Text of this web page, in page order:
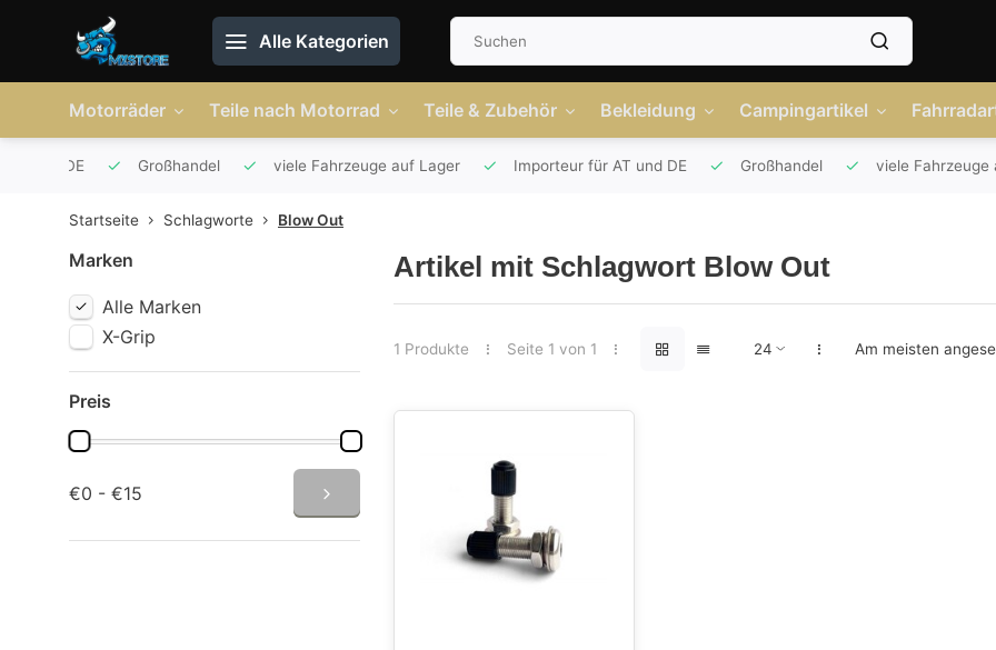
Alle Kategorien
Motorräder Teile nach Motorrad Teile & Zubehör Bekleidung Campingartikel
und DE Großhandel viele Fahrzeuge auf Lager Importeur für AT und DE Großhandel viele Fahrzeuge
Startseite Schlagworte Blow Out
Marken
Alle Marken
X-Grip
Preis
€0 - €15
Artikel mit Schlagwort Blow Out
1 Produkte Seite 1 von 1 Am meisten